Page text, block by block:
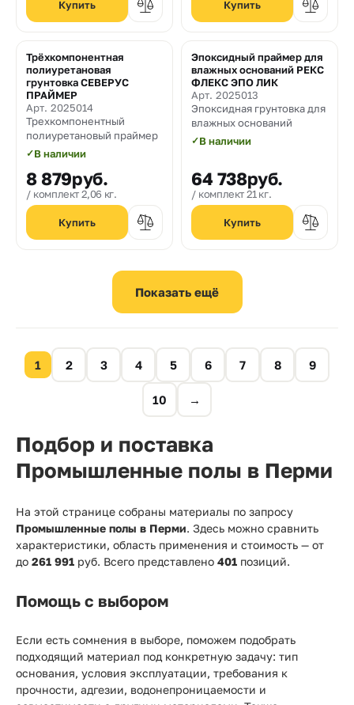
Трёхкомпонентная
полиуретановая
грунтовка СЕВЕРУС
ПРАЙМЕР
Арт. 2025014
Трехкомпонентный
полиуретановый праймер
✓В наличии
8 879руб.
комплект 2,06 кг.
Эпоксидный праймер для
влажных оснований РЕКС
ФЛЕКС ЭПО ЛИК
Арт. 2025013
Эпоксидная грунтовка для
влажных оснований
✓В наличии
64 738руб.
комплект 21 кг.
1 2 3 4 5 6 7 8 9
10 →
Подбор и поставка
Промышленные полы в Перми
На этой странице собраны материалы по запросу
Промышленные полы в Перми. Здесь можно сравнить
характеристики, область применения и стоимость — от
до 261 991 руб. Всего представлено 401 позиций.
Помощь с выбором
Если есть сомнения в выборе, поможем подобрать
подходящий материал под конкретную задачу: тип
основания, условия эксплуатации, требования к
прочности, адгезии, водонепроницаемости и